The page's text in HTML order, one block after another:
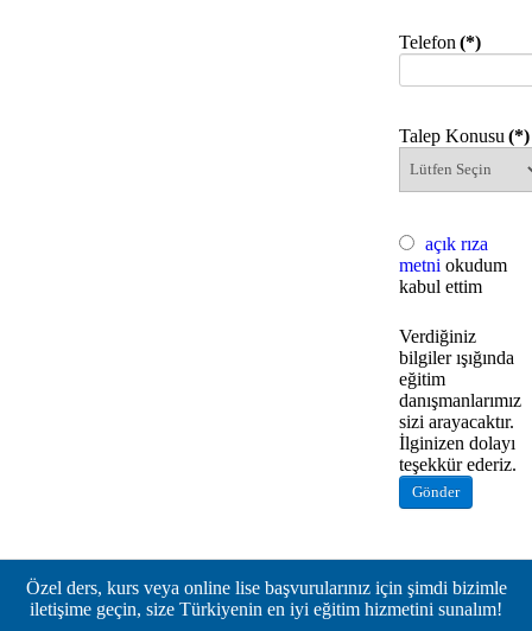
Telefon (*)
Talep Konusu (*)
açık rıza
metni okudum
kabul ettim
Verdiğiniz
bilgiler ışığında
eğitim
danışmanlarımız
sizi arayacaktır.
İlginizen dolayı
teşekkür ederiz.
Gönder
Özel ders, kurs veya online lise başvurularınız için şimdi bizimle
iletişime geçin, size Türkiyenin en iyi eğitim hizmetini sunalım!